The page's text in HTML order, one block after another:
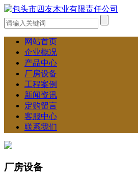
网站首页
企业概况
产品中心
厂房设备
工程案例
新闻资讯
定购留言
客服中心
联系我们
厂房设备